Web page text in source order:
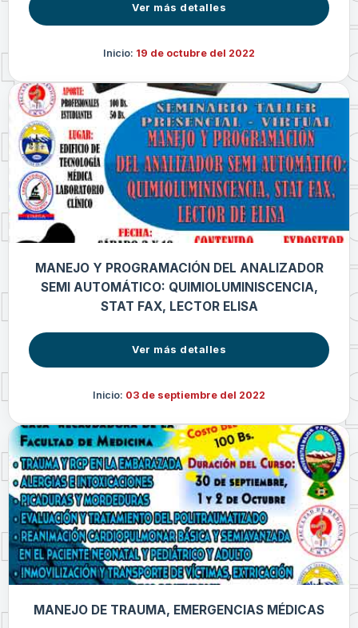
Ver más detalles
Inicio: 19 de octubre del 2022
MANEJO Y PROGRAMACIÓN DEL ANALIZADOR
SEMI AUTOMÁTICO: QUIMIOLUMINISCENCIA,
STAT FAX, LECTOR ELISA
Ver más detalles
Inicio: 03 de septiembre del 2022
MANEJO DE TRAUMA, EMERGENCIAS MÉDICAS